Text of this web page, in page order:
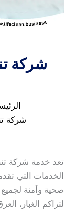
شركة
شركة
تعد خدمة شركة
الخدمات التي
صحية وآمنة
لتراكم الغبار،